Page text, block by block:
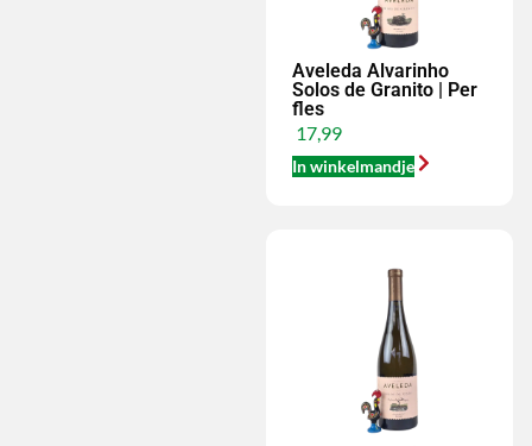
Aveleda Alvarinho
Solos de Granito | Per
fles
17,99
In winkelmandje